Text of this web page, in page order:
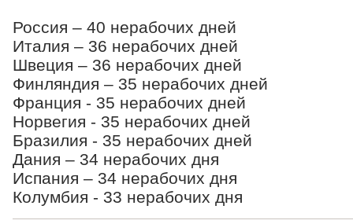
Россия – 40 нерабочих дней
Италия – 36 нерабочих дней
Швеция – 36 нерабочих дней
Финляндия – 35 нерабочих дней
Франция - 35 нерабочих дней
Норвегия - 35 нерабочих дней
Бразилия - 35 нерабочих дней
Дания – 34 нерабочих дня
Испания – 34 нерабочих дня
Колумбия - 33 нерабочих дня